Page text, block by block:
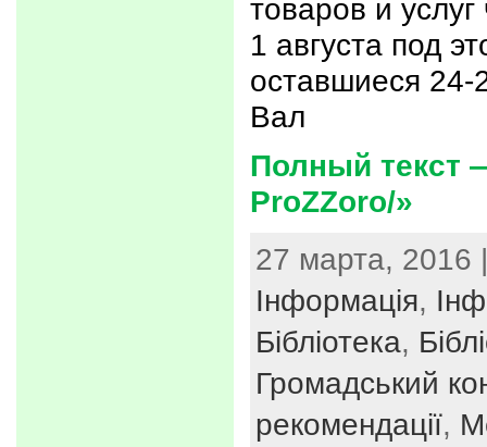
товаров и
1 августа под
оставшиеся 24-
Вал
Полный текст
ProZZoro/»
27 марта, 2016
Інформація,
Бібліотека,
Громадський
рекомендації,